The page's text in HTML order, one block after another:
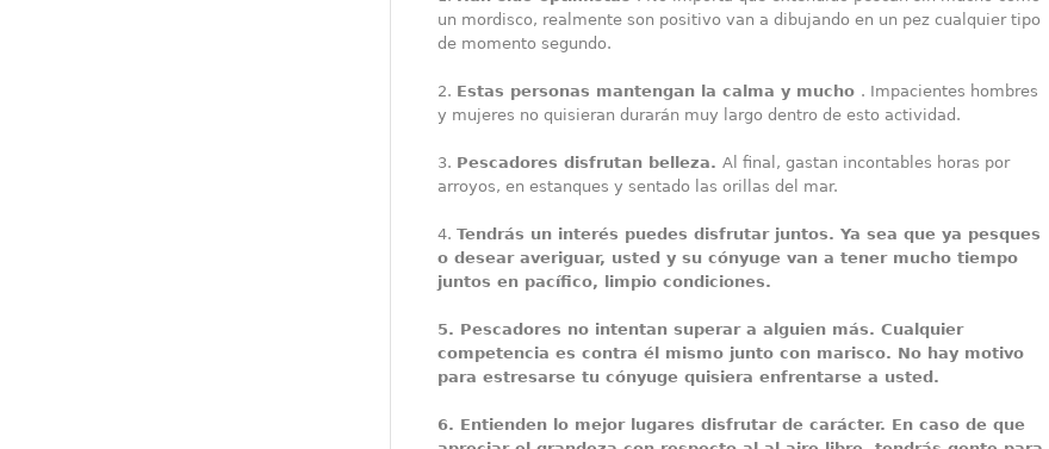
un mordisco, realmente son positivo van a dibujando en un pez cualquier tipo
de momento segundo.
2. Estas personas mantengan la calma y mucho . Impacientes hombres
y mujeres no quisieran durarán muy largo dentro de esto actividad.
3. Pescadores disfrutan belleza. Al final, gastan incontables horas por
arroyos, en estanques y sentado las orillas del mar.
4. Tendrás un interés puedes disfrutar juntos. Ya sea que ya pesques
o desear averiguar, usted y su cónyuge van a tener mucho tiempo
juntos en pacífico, limpio condiciones.
5. Pescadores no intentan superar a alguien más. Cualquier
competencia es contra él mismo junto con marisco. No hay motivo
para estresarse tu cónyuge quisiera enfrentarse a usted.
6. Entienden lo mejor lugares disfrutar de carácter. En caso de que